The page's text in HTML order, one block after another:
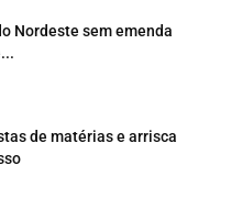
Nordeste sem emenda
de matérias e arrisca